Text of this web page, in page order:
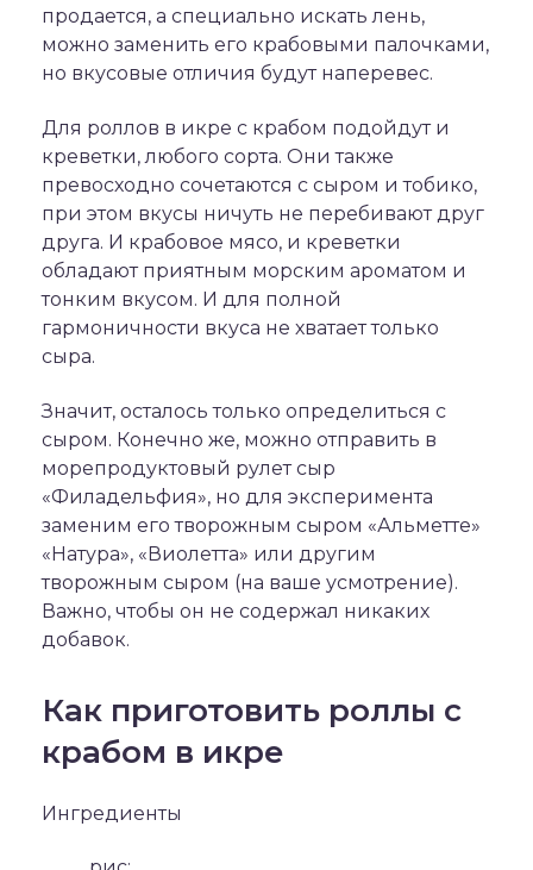
продается, а специально искать лень,
можно заменить его крабовыми палочками,
но вкусовые отличия будут наперевес.
Для роллов в икре с крабом подойдут и
креветки, любого сорта. Они также
превосходно сочетаются с сыром и тобико,
при этом вкусы ничуть не перебивают друг
друга. И крабовое мясо, и креветки
обладают приятным морским ароматом и
тонким вкусом. И для полной
гармоничности вкуса не хватает только
сыра.
Значит, осталось только определиться с
сыром. Конечно же, можно отправить в
морепродуктовый рулет сыр
«Филадельфия», но для эксперимента
заменим его творожным сыром «Альметте»
«Натура», «Виолетта» или другим
творожным сыром (на ваше усмотрение).
Важно, чтобы он не содержал никаких
добавок.
Как приготовить роллы с
крабом в икре
Ингредиенты